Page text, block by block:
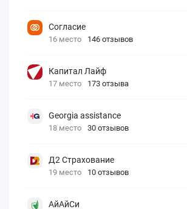
Согласие
16 место 146 отзывов
Капитал Лайф
17 место 173 отзыва
Georgia assistance
18 место 30 отзывов
Д2 Страхование
19 место 10 отзывов
АйАйСи